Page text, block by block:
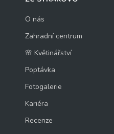
O nás
Zahradní centrum
🌸 Květinářství
Poptávka
Fotogalerie
Kariéra
Recenze